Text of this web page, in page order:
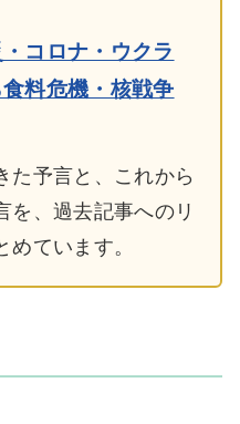
コロナ・ウクラ
料危機・核戦争
た予言と、これから
を、過去記事へのリ
ています。